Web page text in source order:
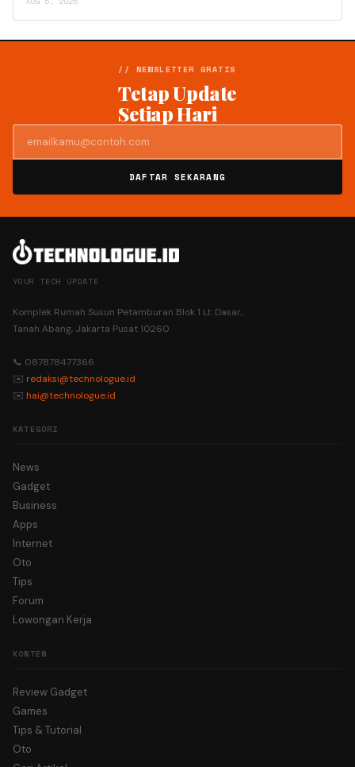
// NEWSLETTER GRATIS
Tetap Update
Setiap Hari
DAFTAR SEKARANG
YOUR TECH UPDATE
Komplek Rumah Susun Petamburan Blok 1 Lt. Dasar,
Tanah Abang, Jakarta Pusat 10260
📞 087878477366
✉️ redaksi@technologue.id
✉️ hai@technologue.id
KATEGORI
News
Gadget
Business
Apps
Internet
Oto
Tips
Forum
Lowongan Kerja
KONTEN
Review Gadget
Games
Tips & Tutorial
Oto